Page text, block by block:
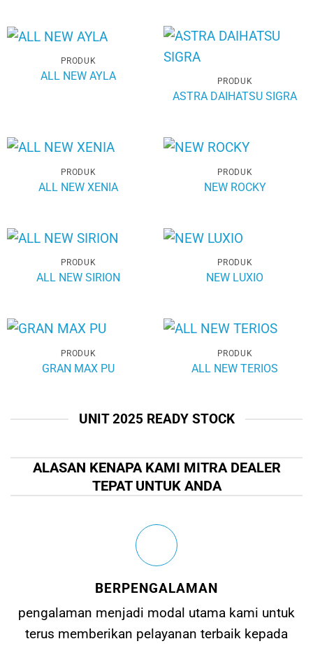
PRODUK
ALL NEW AYLA PRODUK
ASTRA DAIHATSU SIGRA
PRODUK
ALL NEW XENIA
PRODUK
NEW ROCKY
PRODUK
ALL NEW SIRION
PRODUK
NEW LUXIO
PRODUK
GRAN MAX PU
PRODUK
ALL NEW TERIOS
UNIT 2025 READY STOCK
ALASAN KENAPA KAMI MITRA DEALER
TEPAT UNTUK ANDA
BERPENGALAMAN
pengalaman menjadi modal utama kami untuk
terus memberikan pelayanan terbaik kepada